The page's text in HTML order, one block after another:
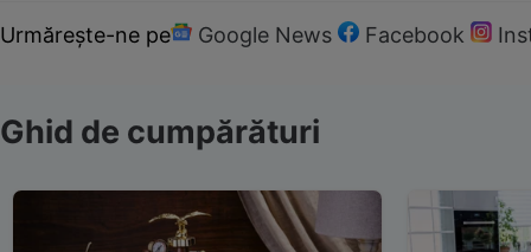
Urmărește-ne pe Google News Facebook
Ghid de cumpărături